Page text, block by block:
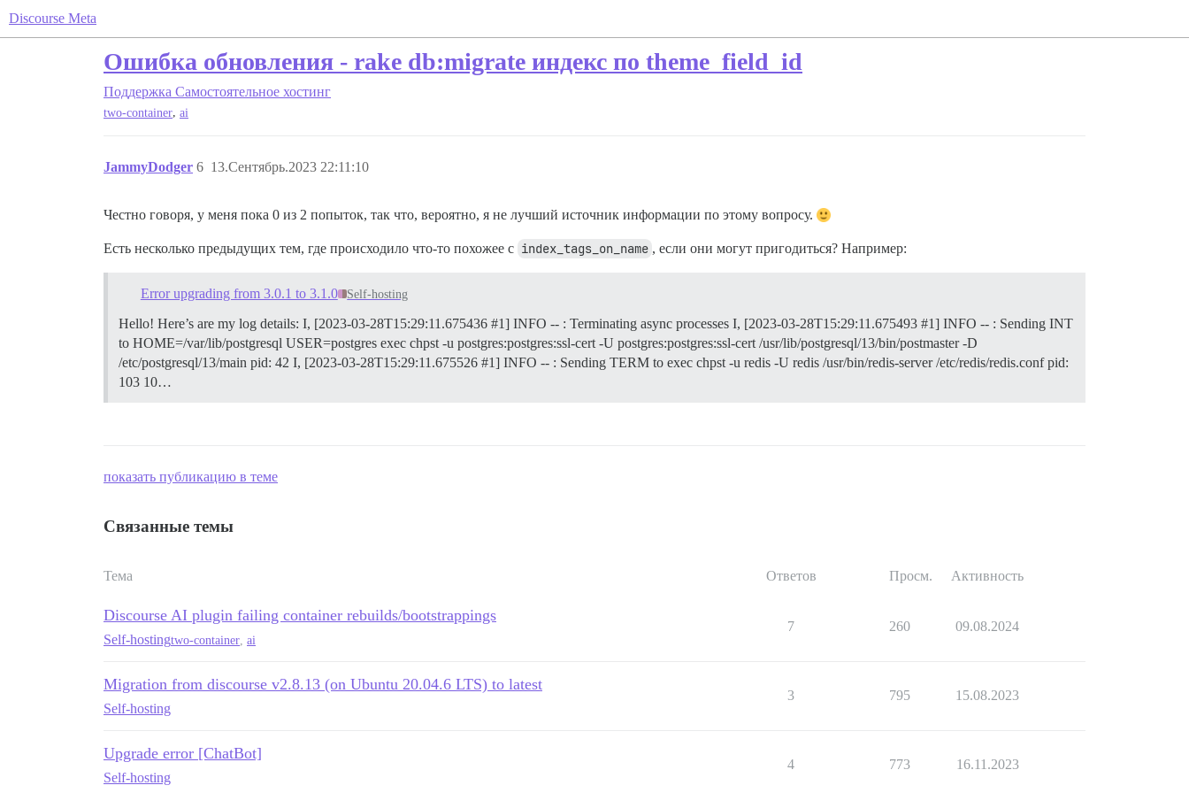
Discourse Meta
Ошибка обновления - rake db:migrate индекс по theme_field_id
Поддержка Самостоятельное хостинг
two-container, ai
JammyDodger 13.Сентябрь.2023 22:11:10
6
Честно говоря, у меня пока 0 из 2 попыток, так что, вероятно, я не лучший источник информации по этому вопросу.
Есть несколько предыдущих тем, где происходило что-то похожее с index_tags_on_name , если они могут пригодиться? Например:
Error upgrading from 3.0.1 to 3.1.0 Self-hosting
Hello! Here’s are my log details: I, [2023-03-28T15:29:11.675436 #1] INFO -- : Terminating async processes I, [2023-03-28T15:29:11.675493 #1] INFO -- : Sending INT
to HOME=/var/lib/postgresql USER=postgres exec chpst -u postgres:postgres:ssl-cert -U postgres:postgres:ssl-cert /usr/lib/postgresql/13/bin/postmaster -D
/etc/postgresql/13/main pid: 42 I, [2023-03-28T15:29:11.675526 #1] INFO -- : Sending TERM to exec chpst -u redis -U redis /usr/bin/redis-server /etc/redis/redis.conf pid:
103 10…
показать публикацию в теме
Связанные темы
Тема Ответов Просм. Активность
Discourse AI plugin failing container rebuilds/bootstrappings
Self-hostingtwo-container ai
7 260 09.08.2024
Migration from discourse v2.8.13 (on Ubuntu 20.04.6 LTS) to latest
Self-hosting
3 795 15.08.2023
Upgrade error [ChatBot]
Self-hosting
4 773 16.11.2023